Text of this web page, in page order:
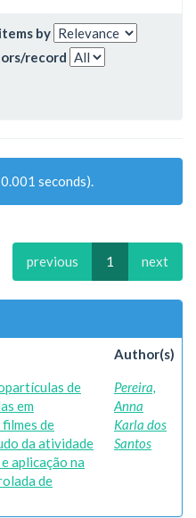
by
record
seconds).
previous 1 next
Author(s)
de
em
de
da atividade
aplicação na
de
Pereira,
Anna
Karla dos
Santos